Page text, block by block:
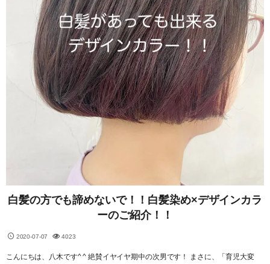
白髪の方でも諦めないで！！白髪染め×デザインカラ
ーのご紹介！！
2020-07-07 4023
こんにちは、八木です^ ^ 絶賛イヤイヤ期中の次男です！ まさに、「育児大変